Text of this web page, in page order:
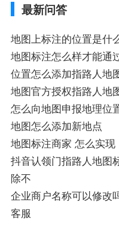
最新问答
地图上标注的位置是什
地图标注怎么样才能通
位置怎么添加指路人地
地图官方授权指路人地
怎么向地图申报地理位
地图怎么添加新地点
地图标注商家 怎么实现
抖音认领门指路人地图
除不
企业商户名称可以修改
客服